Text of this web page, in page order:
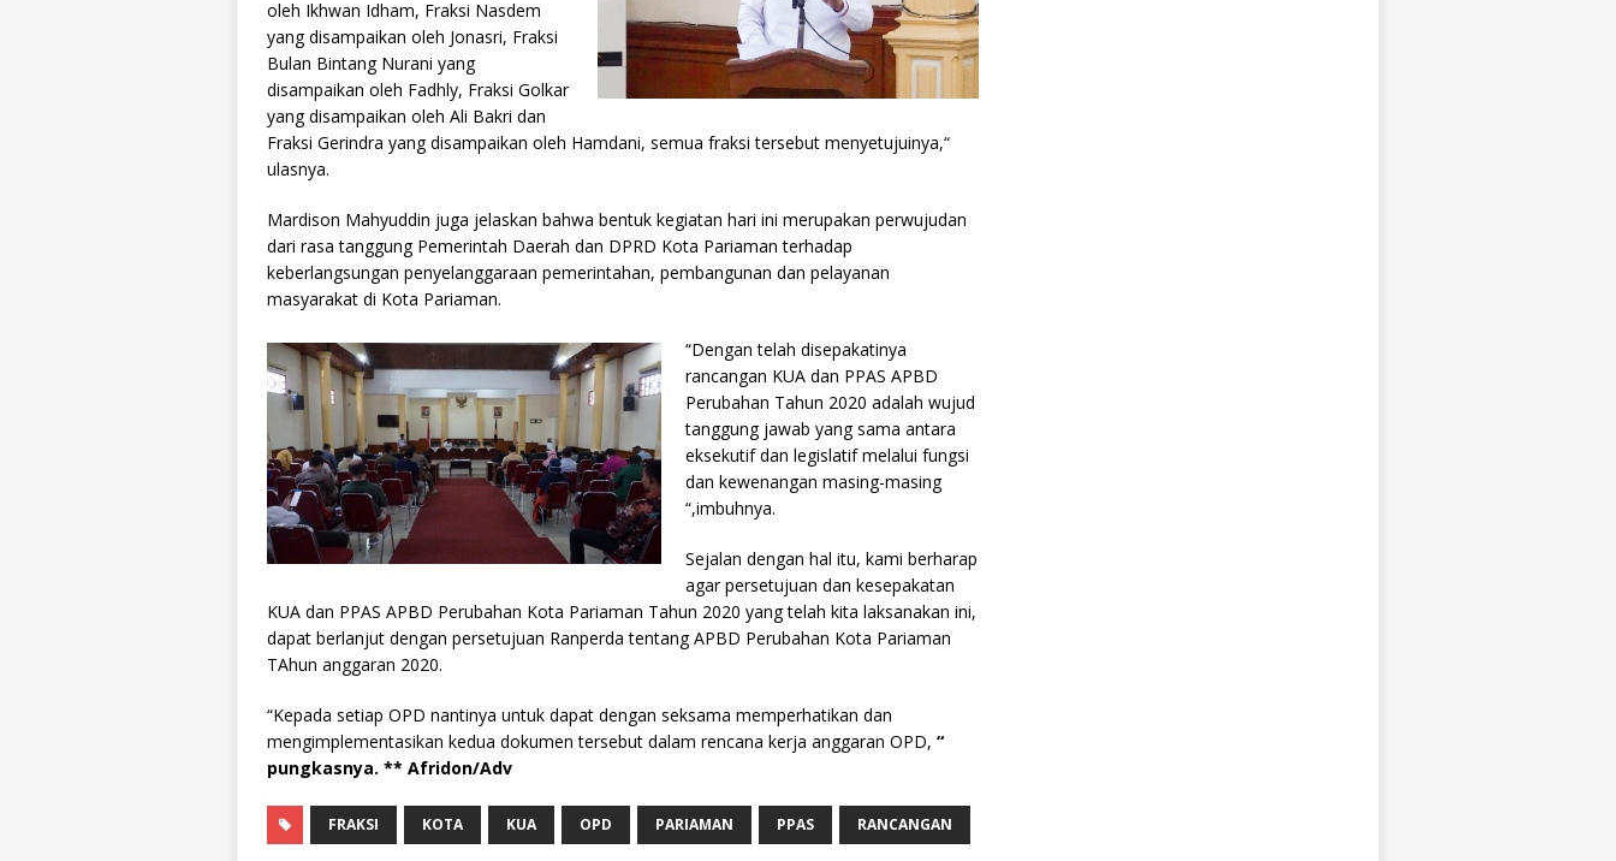
oleh Ikhwan Idham, Fraksi Nasdem
yang disampaikan oleh Jonasri, Fraksi
Bulan Bintang Nurani yang
disampaikan oleh Fadhly, Fraksi Golkar
yang disampaikan oleh Ali Bakri dan
Fraksi Gerindra yang disampaikan oleh Hamdani, semua fraksi tersebut menyetujuinya,“
ulasnya.
Mardison Mahyuddin juga jelaskan bahwa bentuk kegiatan hari ini merupakan perwujudan
dari rasa tanggung Pemerintah Daerah dan DPRD Kota Pariaman terhadap
keberlangsungan penyelanggaraan pemerintahan, pembangunan dan pelayanan
masyarakat di Kota Pariaman.
“Dengan telah disepakatinya
rancangan KUA dan PPAS APBD
Perubahan Tahun 2020 adalah wujud
tanggung jawab yang sama antara
eksekutif dan legislatif melalui fungsi
dan kewenangan masing-masing
“,imbuhnya.
Sejalan dengan hal itu, kami berharap
agar persetujuan dan kesepakatan
KUA dan PPAS APBD Perubahan Kota Pariaman Tahun 2020 yang telah kita laksanakan ini,
dapat berlanjut dengan persetujuan Ranperda tentang APBD Perubahan Kota Pariaman
TAhun anggaran 2020.
“Kepada setiap OPD nantinya untuk dapat dengan seksama memperhatikan dan
mengimplementasikan kedua dokumen tersebut dalam rencana kerja anggaran OPD, “
pungkasnya. ** Afridon/Adv
FRAKSI KOTA KUA OPD PARIAMAN PPAS RANCANGAN